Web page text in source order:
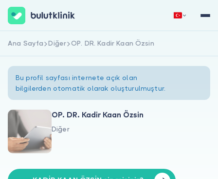
Hakkımızda
Hemen Kaydol Giriş Yap
Ana Sayfa Diğer OP. DR. Kadir Kaan Özsin
Bu profil sayfası internete açık olan
bilgilerden otomatik olarak oluşturulmuştur.
OP. DR. Kadir Kaan Özsin
Diğer